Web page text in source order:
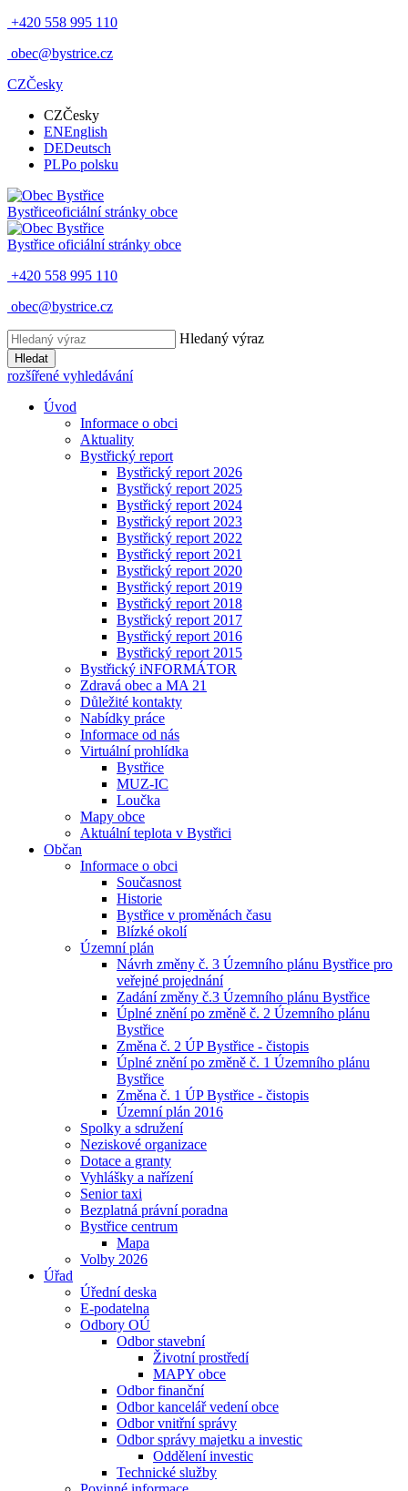
+420 558 995 110
obec@bystrice.cz
CZČesky
CZČesky
ENEnglish
DEDeutsch
PLPo polsku
Bystřiceoficiální stránky obce
Bystřice oficiální stránky obce
+420 558 995 110
obec@bystrice.cz
Hledaný výraz
Hledat
rozšířené vyhledávání
Úvod
Informace o obci
Aktuality
Bystřický report
Bystřický report 2026
Bystřický report 2025
Bystřický report 2024
Bystřický report 2023
Bystřický report 2022
Bystřický report 2021
Bystřický report 2020
Bystřický report 2019
Bystřický report 2018
Bystřický report 2017
Bystřický report 2016
Bystřický report 2015
Bystřický iNFORMÁTOR
Zdravá obec a MA 21
Důležité kontakty
Nabídky práce
Informace od nás
Virtuální prohlídka
Bystřice
MUZ-IC
Loučka
Mapy obce
Aktuální teplota v Bystřici
Občan
Informace o obci
Současnost
Historie
Bystřice v proměnách času
Blízké okolí
Územní plán
Návrh změny č. 3 Územního plánu Bystřice pro
veřejné projednání
Zadání změny č.3 Územního plánu Bystřice
Úplné znění po změně č. 2 Územního plánu
Bystřice
Změna č. 2 ÚP Bystřice - čistopis
Úplné znění po změně č. 1 Územního plánu
Bystřice
Změna č. 1 ÚP Bystřice - čistopis
Územní plán 2016
Spolky a sdružení
Neziskové organizace
Dotace a granty
Vyhlášky a nařízení
Senior taxi
Bezplatná právní poradna
Bystřice centrum
Mapa
Volby 2026
Úřad
Úřední deska
E-podatelna
Odbory OÚ
Odbor stavební
Životní prostředí
MAPY obce
Odbor finanční
Odbor kancelář vedení obce
Odbor vnitřní správy
Odbor správy majetku a investic
Oddělení investic
Technické služby